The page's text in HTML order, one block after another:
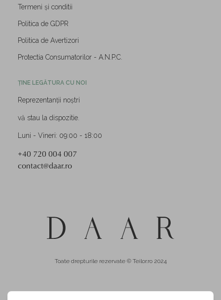
Termeni și conditii
Politica de GDPR
Politica de Avertizori
Protectia Consumatorilor - A.N.P.C.
ȚINE LEGĂTURA CU NOI
Reprezentanții noștri
vă stau la dispozitie.
Luni - Vineri: 09:00 - 18:00
+40 720 004 007
contact@daar.ro
Toate drepturile rezervate © Teilor.ro 2024